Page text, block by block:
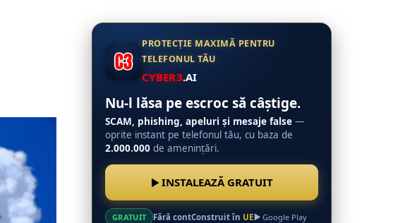
PROTECȚIE MAXIMĂ PENTRU
TELEFONUL TĂU
CYBER3.AI
Nu-l lăsa pe escroc să câștige.
SCAM, phishing, apeluri și mesaje false —
oprite instant pe telefonul tău, cu baza de
2.000.000 de amenințări.
INSTALEAZĂ GRATUIT
GRATUIT Fără contConstruit în UE Google Play